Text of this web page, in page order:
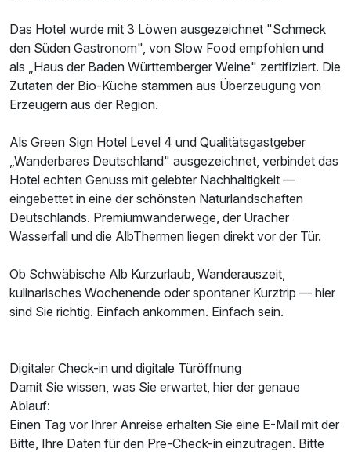
Zusatznächte
Für 8 Tage p.P. ab675,00 €
Das Hotel wurde mit 3 Löwen ausgezeichnet "Schmeck
den Süden Gastronom", von Slow Food empfohlen und
als „Haus der Baden Württemberger Weine" zertifiziert. Die
Zutaten der Bio-Küche stammen aus Überzeugung von
Erzeugern aus der Region.
Als Green Sign Hotel Level 4 und Qualitätsgastgeber
„Wanderbares Deutschland" ausgezeichnet, verbindet das
Hotel echten Genuss mit gelebter Nachhaltigkeit —
eingebettet in eine der schönsten Naturlandschaften
Deutschlands. Premiumwanderwege, der Uracher
Wasserfall und die AlbThermen liegen direkt vor der Tür.
Ob Schwäbische Alb Kurzurlaub, Wanderauszeit,
kulinarisches Wochenende oder spontaner Kurztrip — hier
sind Sie richtig. Einfach ankommen. Einfach sein.
Digitaler Check-in und digitale Türöffnung
Damit Sie wissen, was Sie erwartet, hier der genaue
Ablauf:
Einen Tag vor Ihrer Anreise erhalten Sie eine E-Mail mit der
Bitte, Ihre Daten für den Pre-Check-in einzutragen. Bitte